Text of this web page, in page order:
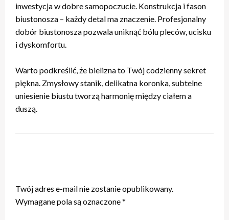
inwestycja w dobre samopoczucie. Konstrukcja i fason
biustonosza – każdy detal ma znaczenie. Profesjonalny
dobór biustonosza pozwala uniknąć bólu pleców, ucisku
i dyskomfortu.
Warto podkreślić, że bielizna to Twój codzienny sekret
piękna. Zmysłowy stanik, delikatna koronka, subtelne
uniesienie biustu tworzą harmonię między ciałem a
duszą.
Twój adres e-mail nie zostanie opublikowany.
Wymagane pola są oznaczone*